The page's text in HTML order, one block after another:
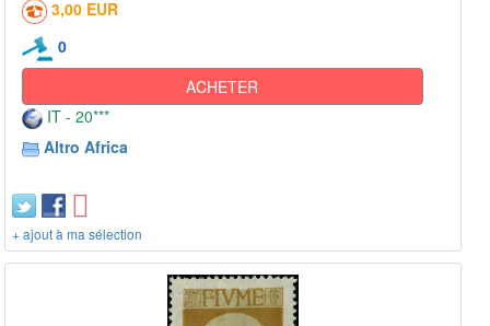
3,00 EUR
0
ACHETER
IT - 20***
Altro Africa
+ ajout à ma sélection